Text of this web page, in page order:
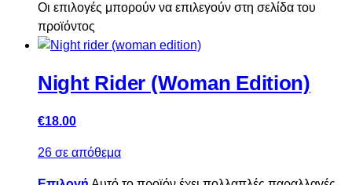
Οι επιλογές μπορούν να επιλεγούν στη σελίδα του
προϊόντος
Night Rider (Woman Edition)
€18.00
26 σε απόθεμα